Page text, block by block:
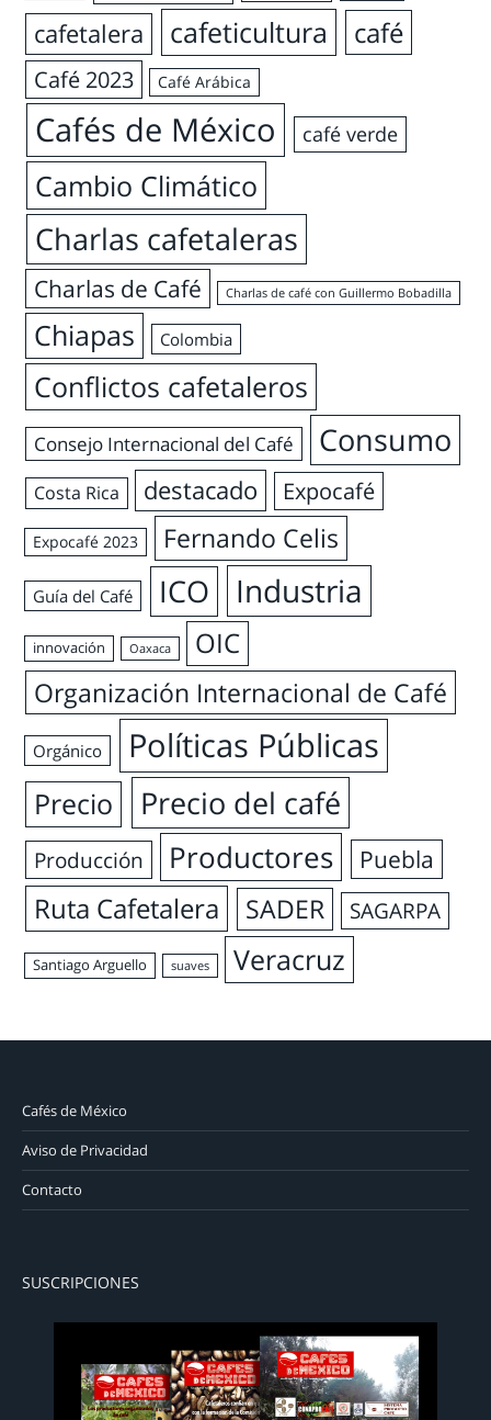
cafetalera cafeticultura café
Café 2023 Café Arábica
Cafés de México café verde
Cambio Climático
Charlas cafetaleras
Charlas de Café Charlas de café con Guillermo Bobadilla
Chiapas Colombia
Conflictos cafetaleros
Consejo Internacional del Café Consumo
Costa Rica destacado Expocafé
Expocafé 2023 Fernando Celis
Guía del Café ICO Industria
innovación Oaxaca
OIC
Organización Internacional de Café
Orgánico Políticas Públicas
Precio Precio del café
Producción Productores Puebla
Ruta Cafetalera SADER SAGARPA
Santiago Arguello suaves Veracruz
Cafés de México
Aviso de Privacidad
Contacto
SUSCRIPCIONES